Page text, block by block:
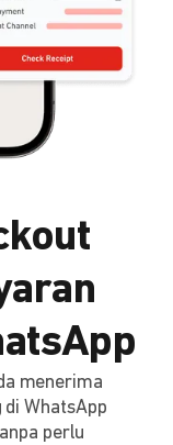
menerima
di WhatsApp
perlu